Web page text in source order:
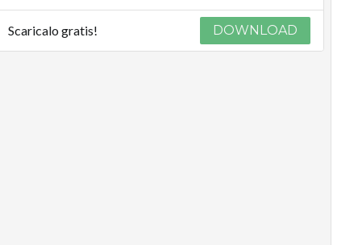
Scaricalo gratis! DOWNLOAD